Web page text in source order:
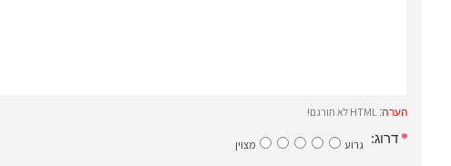
הערה:
דרוג: גרוע מצוין